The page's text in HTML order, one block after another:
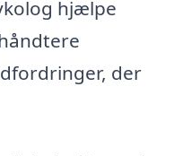
hjælpe
der